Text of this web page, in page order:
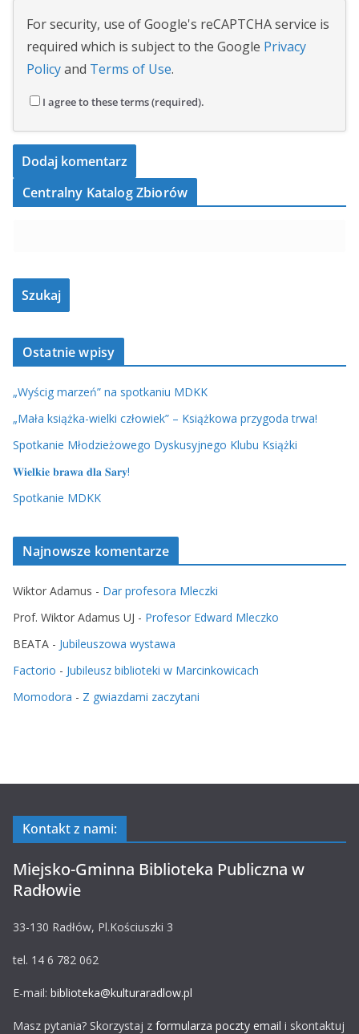
For security, use of Google's reCAPTCHA service is
required which is subject to the Google Privacy
Policyand Terms of Use.
I agree to these terms (required).
Centralny Katalog Zbiorów
Ostatnie wpisy
„Wyścig marzeń” na spotkaniu MDKK
„Mała książka-wielki człowiek” – Książkowa przygoda trwa!
Spotkanie Młodzieżowego Dyskusyjnego Klubu Książki
𝐖𝐢𝐞𝐥𝐤𝐢𝐞 𝐛𝐫𝐚𝐰𝐚 𝐝𝐥𝐚 𝐒𝐚𝐫𝐲!
Spotkanie MDKK
Najnowsze komentarze
Wiktor Adamus - Dar profesora Mleczki
Prof. Wiktor Adamus UJ - Profesor Edward Mleczko
BEATA - Jubileuszowa wystawa
Factorio - Jubileusz biblioteki w Marcinkowicach
Momodora - Z gwiazdami zaczytani
Kontakt z nami:
Miejsko-Gminna Biblioteka Publiczna w
Radłowie
33-130 Radłów, Pl.Kościuszki 3
tel. 14 6 782 062
E-mail: biblioteka@kulturaradlow.pl
Masz pytania? Skorzystaj z formularza poczty email i skontaktuj